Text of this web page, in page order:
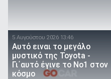
5 Αυγούστου 2026 13:46
Αυτό ειναι τo μεγάλο
μυστικό της Toyota -
Γι΄αυτό έγινε το Νο1 στον
κόσμο